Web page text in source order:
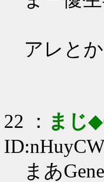
アレと
22 ： まじ
まあ